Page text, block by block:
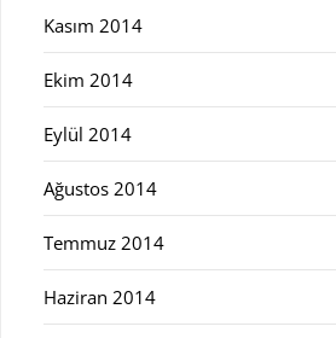
Kasım 2014
Ekim 2014
Eylül 2014
Ağustos 2014
Temmuz 2014
Haziran 2014